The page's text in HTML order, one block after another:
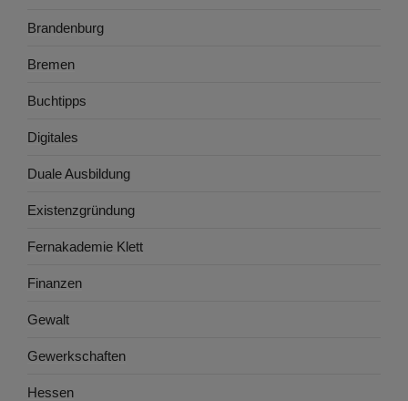
Brandenburg
Bremen
Buchtipps
Digitales
Duale Ausbildung
Existenzgründung
Fernakademie Klett
Finanzen
Gewalt
Gewerkschaften
Hessen